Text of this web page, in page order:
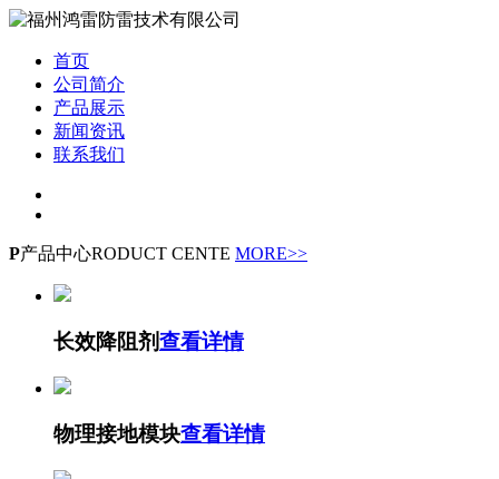
首页
公司简介
产品展示
新闻资讯
联系我们
P产品中心RODUCT CENTE MORE>>
长效降阻剂查看详情
物理接地模块查看详情